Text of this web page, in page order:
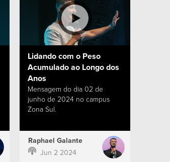
Lidando com o Peso
Acumulado ao Longo dos
Anos
Mensagem do dia 02 de
junho de 2024 no campus
Zona Sul.
Raphael Galante
Jun 2 2024